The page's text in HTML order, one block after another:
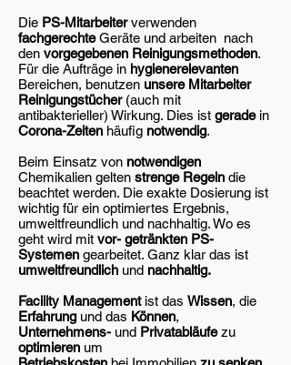
Die PS-Mitarbeiterverwenden
fachgerechteGeräte und arbeiten nach
den vorgegebenen Reinigungsmethoden.
Für die Aufträge in hygienerelevanten
Bereichen, benutzen unsere Mitarbeiter
Reinigungstücher(auch mit
antibakterieller) Wirkung. Dies ist geradein
Corona-Zeiten häufig notwendig.
Beim Einsatz von notwendigen
Chemikalien gelten strenge Regeln die
beachtet werden. Die exakte Dosierung ist
wichtig für ein optimiertes Ergebnis,
umweltfreundlich und nachhaltig. Wo es
geht wird mit vor- getränkten PS-
Systemen gearbeitet. Ganz klar das ist
umweltfreundlich und nachhaltig.
Facility Managementist das Wissen, die
Erfahrungund das Können,
Unternehmens- und Privatabläufezu
optimieren um